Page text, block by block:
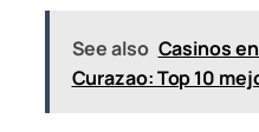
See also Casinos
Curazao: Top 10